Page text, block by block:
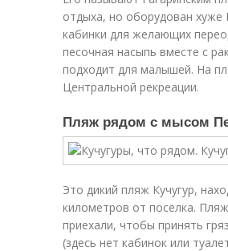
отдыха, но оборудован хуже
кабинки для желающих
песочная насыпь вместе с
подходит для малышей. На
Центральной рекреации.
Пляж рядом с мысом
Это дикий пляж Кучугур,
километров от поселка.
приехали, чтобы принять
(здесь нет кабинок или